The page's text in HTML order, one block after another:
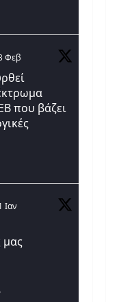
Φεβ
που βάζει
Ιαν
μας